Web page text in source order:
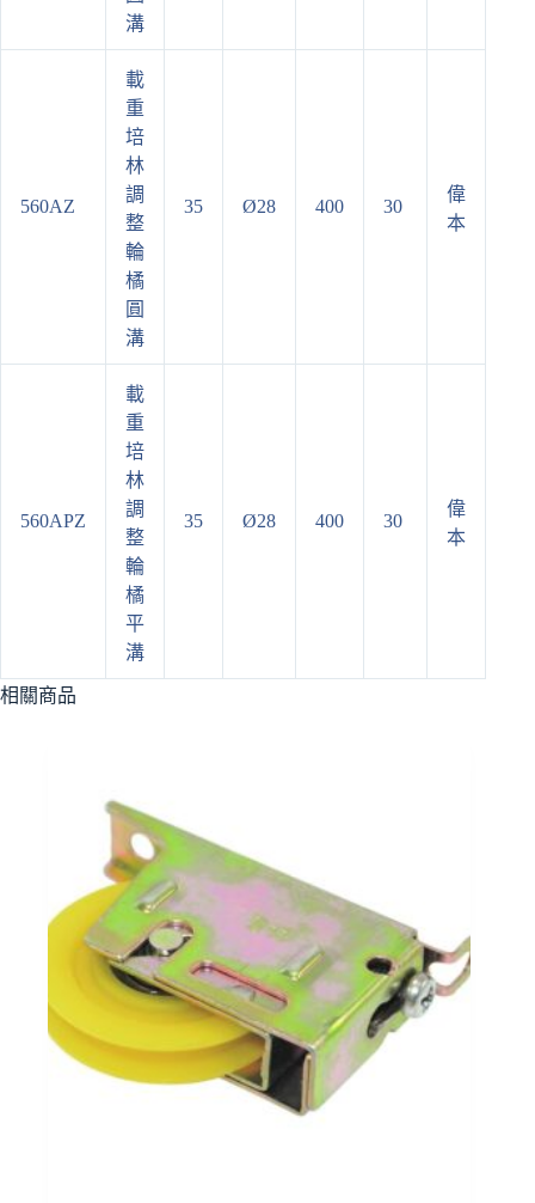
溝
560AZ
載
重
培
林
調
整
輪
橘
圓
溝
35 Ø28 400 30
偉
本
560APZ
載
重
培
林
調
整
輪
橘
平
溝
35 Ø28 400 30
偉
本
相關商品